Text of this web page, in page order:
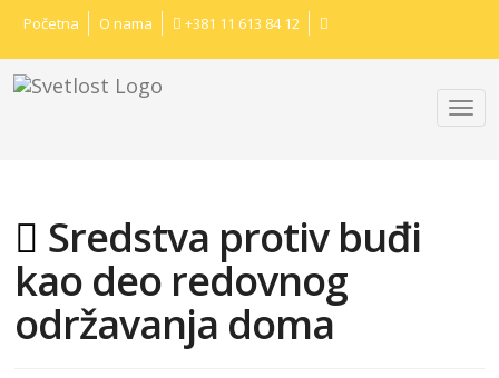
Početna O nama +381 11 613 84 12
Sredstva protiv buđi
kao deo redovnog
održavanja doma